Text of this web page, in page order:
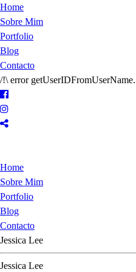
Home
Sobre Mim
Portfolio
Blog
Contacto
/!\ error
Home
Sobre Mim
Portfolio
Blog
Contacto
Jessica Lee
Jessica Lee